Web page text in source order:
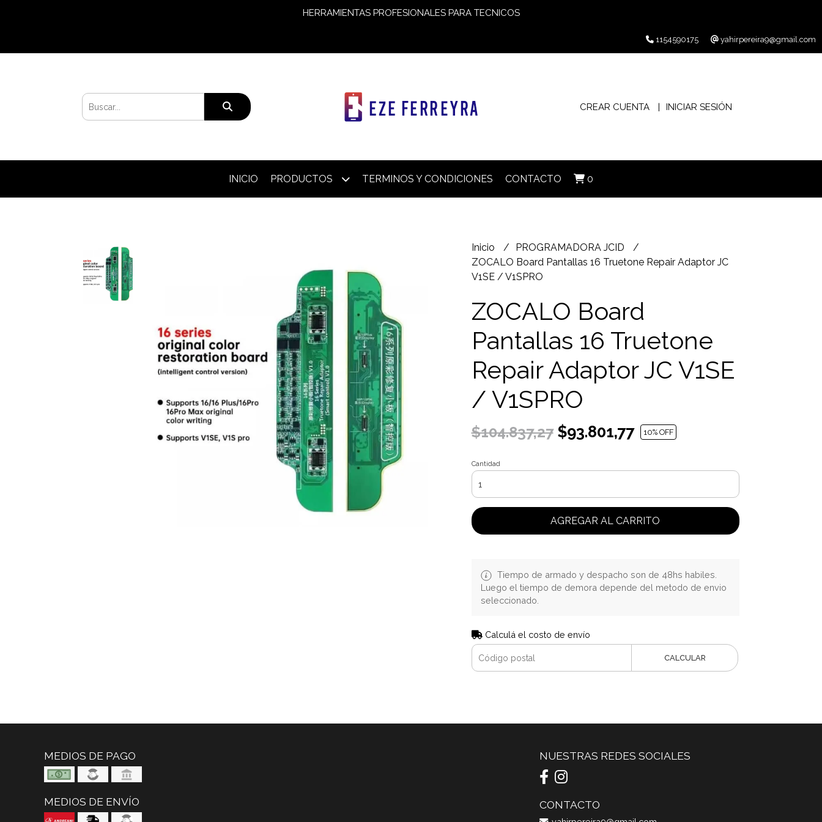
HERRAMIENTAS PROFESIONALES PARA TECNICOS
1154590175 yahirpereira9@gmail.com
CREAR CUENTA INICIAR SESIÓN
INICIO PRODUCTOS TERMINOS Y CONDICIONES CONTACTO 0
Inicio
PROGRAMADORA JCID
ZOCALO Board Pantallas 16 Truetone Repair Adaptor JC
V1SE / V1SPRO
ZOCALO Board
Pantallas 16 Truetone
Repair Adaptor JC V1SE
/ V1SPRO
$104.837,27$93.801,77 10% OFF
Cantidad
AGREGAR AL CARRITO
Tiempo de armado y despacho son de 48hs habiles.
Luego el tiempo de demora depende del metodo de envio
seleccionado.
Calculá el costo de envío
CALCULAR
MEDIOS DE PAGO
MEDIOS DE ENVÍO
NUESTRAS REDES SOCIALES
CONTACTO